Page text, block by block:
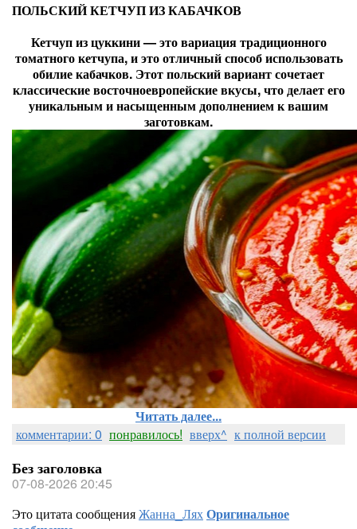
ПОЛЬСКИЙ КЕТЧУП ИЗ КАБАЧКОВ
Кетчуп из цуккини — это вариация традиционного
томатного кетчупа, и это отличный способ использовать
обилие кабачков. Этот польский вариант сочетает
классические восточноевропейские вкусы, что делает его
уникальным и насыщенным дополнением к вашим
заготовкам.
Читать далее...
комментарии: 0 понравилось! вверх^ к полной версии
Без заголовка
07-08-2026 20:45
Это цитата сообщенияЖанна_ЛяхОригинальное